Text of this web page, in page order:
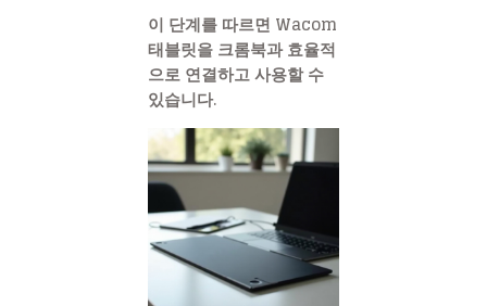
이 단계를 따르면 Wacom
태블릿을 크롬북과 효율적
으로 연결하고 사용할 수
있습니다.